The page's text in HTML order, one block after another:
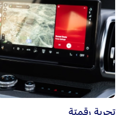
تجربة رقميّة